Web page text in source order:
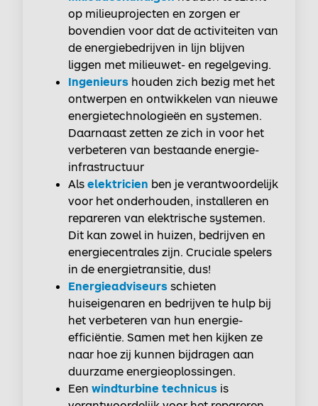
op milieuprojecten en zorgen er
bovendien voor dat de activiteiten van
de energiebedrijven in lijn blijven
liggen met milieuwet- en regelgeving.
Ingenieurs houden zich bezig met het
ontwerpen en ontwikkelen van nieuwe
energietechnologieën en systemen.
Daarnaast zetten ze zich in voor het
verbeteren van bestaande energie-
infrastructuur
Als elektricien ben je verantwoordelijk
voor het onderhouden, installeren en
repareren van elektrische systemen.
Dit kan zowel in huizen, bedrijven en
energiecentrales zijn. Cruciale spelers
in de energietransitie, dus!
Energieadviseurs schieten
huiseigenaren en bedrijven te hulp bij
het verbeteren van hun energie-
efficiëntie. Samen met hen kijken ze
naar hoe zij kunnen bijdragen aan
duurzame energieoplossingen.
Een windturbine technicus is